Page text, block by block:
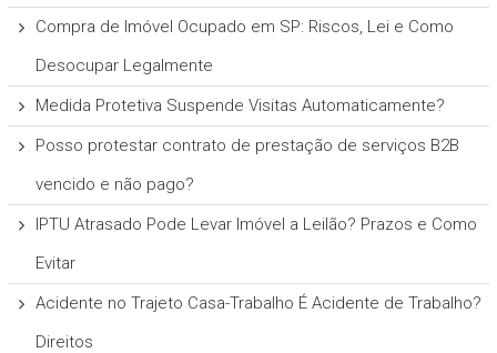
Compra de Imóvel Ocupado em SP: Riscos, Lei e Como
Desocupar Legalmente
Medida Protetiva Suspende Visitas Automaticamente?
Posso protestar contrato de prestação de serviços B2B
vencido e não pago?
IPTU Atrasado Pode Levar Imóvel a Leilão? Prazos e Como
Evitar
Acidente no Trajeto Casa-Trabalho É Acidente de Trabalho?
Direitos